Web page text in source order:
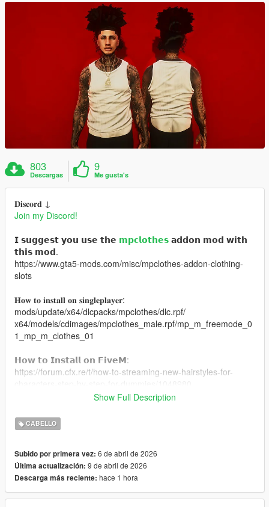
803
Descargas
9
Me gusta's
𝐃𝐢𝐬𝐜𝐨𝐫𝐝 ↓
Join my Discord!
𝗜 𝘀𝘂𝗴𝗴𝗲𝘀𝘁 𝘆𝗼𝘂 𝘂𝘀𝗲 𝘁𝗵𝗲 𝗺𝗽𝗰𝗹𝗼𝘁𝗵𝗲𝘀 𝗮𝗱𝗱𝗼𝗻 𝗺𝗼𝗱 𝘄𝗶𝘁𝗵
𝘁𝗵𝗶𝘀 𝗺𝗼𝗱.
https://www.gta5-mods.com/misc/mpclothes-addon-clothing-
slots
𝐇𝐨𝐰 𝐭𝐨 𝐢𝐧𝐬𝐭𝐚𝐥𝐥 𝐨𝐧 𝐬𝐢𝐧𝐠𝐥𝐞𝐩𝐥𝐚𝐲𝐞𝐫:
mods/update/x64/dlcpacks/mpclothes/dlc.rpf/
x64/models/cdimages/mpclothes_male.rpf/mp_m_freemode_0
1_mp_m_clothes_01
𝗛𝗼𝘄 𝘁𝗼 𝗜𝗻𝘀𝘁𝗮𝗹𝗹 𝗼𝗻 𝗙𝗶𝘃𝗲𝗠:
https://forum.cfx.re/t/how-to-streaming-new-hairstyles-for-
Show Full Description
CABELLO
Subido por primera vez: 6 de abril de 2026
Última actualización: 9 de abril de 2026
Descarga más reciente: hace 1 hora